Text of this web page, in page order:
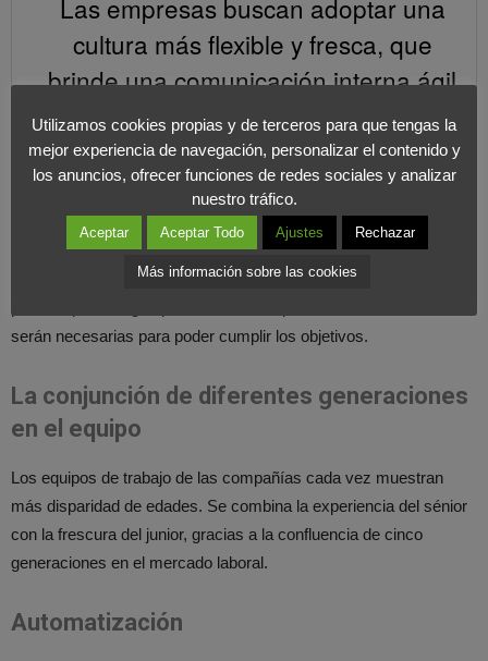
Las empresas buscan adoptar una
cultura más flexible y fresca, que
brinde una comunicación interna ágil
y transparente.
COMPARTIR EN X
Nuevas profesiones más digitales
Como la propia palabra indica una empresa que se esté
embarcando en un proceso deTransformación Digital
serán necesarias para poder cumplir los objetivos.
La conjunción de diferentes generaciones
en el equipo
Los equipos de trabajo de las compañías cada vez muestran
más disparidad de edades. Se combina la experiencia del sénior
con la frescura del junior, gracias a la confluencia de cinco
generaciones en el mercado laboral.
Automatización
Utilizamos cookies propias y de terceros para que tengas la
mejor experiencia de navegación, personalizar el contenido y
los anuncios, ofrecer funciones de redes sociales y analizar
nuestro tráfico.
Aceptar Aceptar Todo Ajustes Rechazar
Más información sobre las cookies